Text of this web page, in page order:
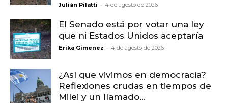
Julián Pilatti - 4 de agosto de 2026
El Senado está por votar una ley
que ni Estados Unidos aceptaría
Erika Gimenez - 4 de agosto de 2026
¿Así que vivimos en democracia?
Reflexiones crudas en tiempos de
Milei y un llamado...